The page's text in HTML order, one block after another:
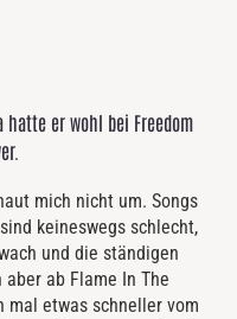
er wohl bei Freedom
mich nicht um. Songs
keineswegs schlecht,
und die ständigen
ab Flame In The
mal etwas schneller vom